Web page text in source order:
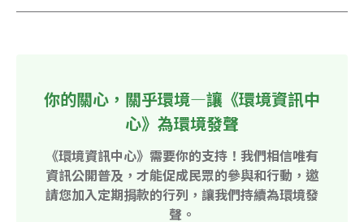
你的關心，關乎環境—讓《環境資訊中
心》為環境發聲
《環境資訊中心》需要你的支持！我們相信唯有
資訊公開普及，才能促成民眾的參與和行動，邀
請您加入定期捐款的行列，讓我們持續為環境發
聲。